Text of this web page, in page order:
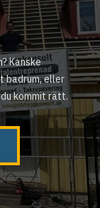
Kanske
badrum, eller
kommit rätt.